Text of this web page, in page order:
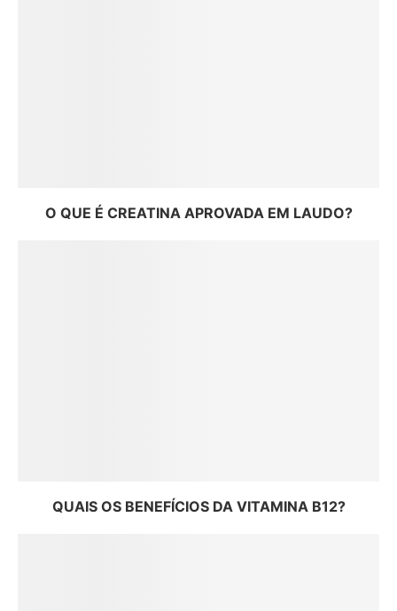
O QUE É CREATINA APROVADA EM LAUDO?
QUAIS OS BENEFÍCIOS DA VITAMINA B12?